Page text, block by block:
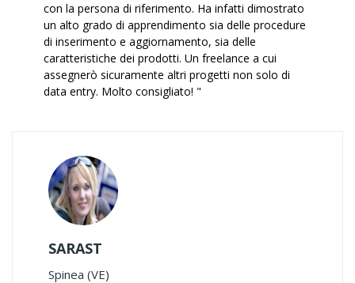
con la persona di riferimento. Ha infatti dimostrato
un alto grado di apprendimento sia delle procedure
di inserimento e aggiornamento, sia delle
caratteristiche dei prodotti. Un freelance a cui
assegnerò sicuramente altri progetti non solo di
data entry. Molto consigliato! "
SARAST
Spinea (VE)